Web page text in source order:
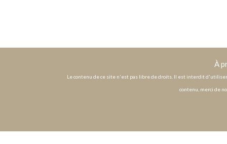
À
Le contenu de ce site n'est pas libre de droits. Il est interdit
contenu, merci de